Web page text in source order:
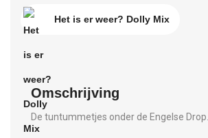
Het is er weer? Dolly Mix
Omschrijving
De tuntummetjes onder de Engelse Drop.